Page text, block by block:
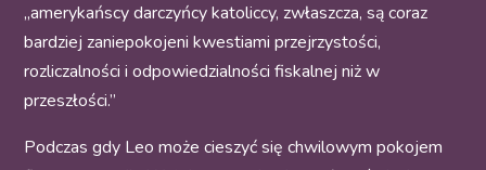
„amerykańscy darczyńcy katoliccy, zwłaszcza, są coraz
bardziej zaniepokojeni kwestiami przejrzystości,
rozliczalności i odpowiedzialności fiskalnej niż w
przeszłości.”
Podczas gdy Leo może cieszyć się chwilowym pokojem